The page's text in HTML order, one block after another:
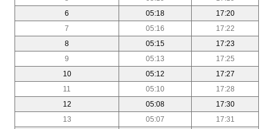
6
05:18
17:20
7
05:16
17:22
8
05:15
17:23
9
05:13
17:25
10
05:12
17:27
11
05:10
17:28
12
05:08
17:30
13
05:07
17:31